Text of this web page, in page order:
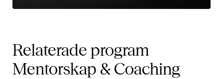
Relaterade program
Mentorskap & Coaching